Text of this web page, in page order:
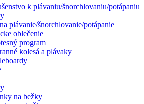
k plávaniu/šnorchlovaniu/potápaniu
plávanie/šnorchlovanie/potápanie
oblečenie
program
kolesá a plávaky
na bežky